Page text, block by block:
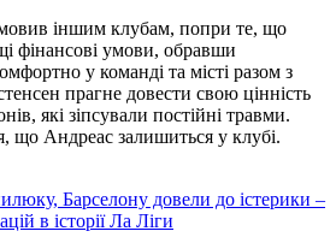
іншим клубам, попри те, що
фінансові умови, обравши
у команді та місті разом з
прагне довести свою цінність
які зіпсували постійні травми.
що Андреас залишиться у клубі.
Барселону довели до істерики –
в історії Ла Ліги